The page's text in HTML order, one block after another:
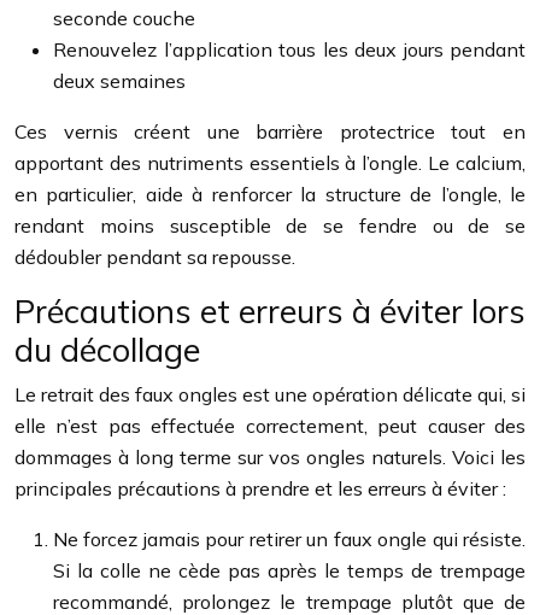
seconde couche
Renouvelez l’application tous les deux jours pendant
deux semaines
Ces vernis créent une barrière protectrice tout en
apportant des nutriments essentiels à l’ongle. Le calcium,
en particulier, aide à renforcer la structure de l’ongle, le
rendant moins susceptible de se fendre ou de se
dédoubler pendant sa repousse.
Précautions et erreurs à éviter lors
du décollage
Le retrait des faux ongles est une opération délicate qui, si
elle n’est pas effectuée correctement, peut causer des
dommages à long terme sur vos ongles naturels. Voici les
principales précautions à prendre et les erreurs à éviter :
Ne forcez jamais pour retirer un faux ongle qui résiste.
Si la colle ne cède pas après le temps de trempage
recommandé, prolongez le trempage plutôt que de